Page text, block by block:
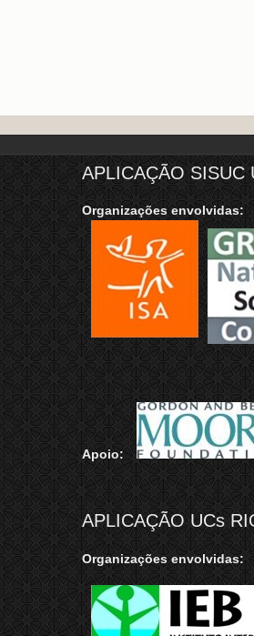
APLICAÇÃO SISUC
Organizações envolvidas:
Apoio:
APLICAÇÃO UCs
Organizações envolvidas: